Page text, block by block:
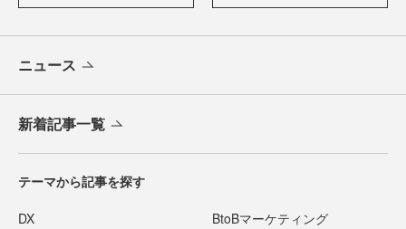
ニュース
新着記事一覧
テーマから記事を探す
DX BtoBマーケティング